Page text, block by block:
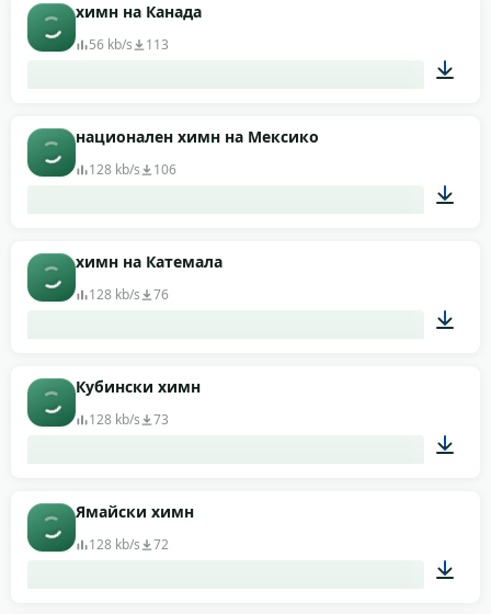
химн на Канада
56 kb/s 113
национален химн на Мексико
128 kb/s 106
химн на Катемала
128 kb/s 76
Кубински химн
128 kb/s 73
Ямайски химн
128 kb/s 72